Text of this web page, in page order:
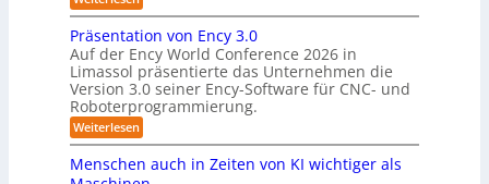
e
r
u
n
g
s
l
ö
K
m
e
r
a
s
y
s
s
e
n
s
o
r
f
ü
r
I
n
d
g
s
v
e
r
g
l
e
i
c
h
v
Z
w
e
i
-
S
t
a
t
i
o
n
Präsentation von Ency 3.0
Auf der Ency World Conference 2026 in
Limassol präsentierte das Unternehmen die
Version 3.0 seiner Ency-Software für CNC- und
Roboterprogrammierung.
Weiterlesen:
P
ä
Menschen auch in Zeiten von KI wichtiger als